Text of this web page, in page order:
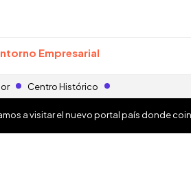
Empresarial
Centro Histórico
a visitar el nuevo portal país donde